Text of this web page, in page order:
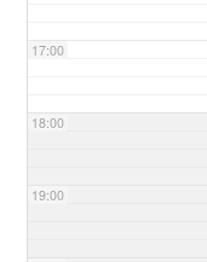
17:00
18:00
19:00